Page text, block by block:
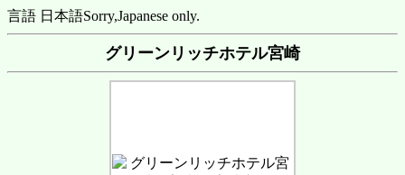
言語 日本語Sorry,Japanese only.
グリーンリッチホテル宮崎